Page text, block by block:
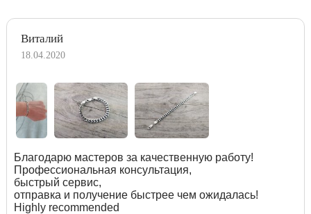
Виталий
18.04.2020
Благодарю мастеров за качественную работу!
Профессиональная консультация,
быстрый сервис,
отправка и получение быстрее чем ожидалась!
Highly recommended